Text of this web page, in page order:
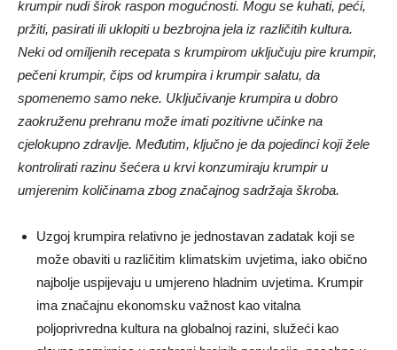
krumpir nudi širok raspon mogućnosti. Mogu se kuhati, peći,
pržiti, pasirati ili uklopiti u bezbrojna jela iz različitih kultura.
Neki od omiljenih recepata s krumpirom uključuju pire krumpir,
pečeni krumpir, čips od krumpira i krumpir salatu, da
spomenemo samo neke. Uključivanje krumpira u dobro
zaokruženu prehranu može imati pozitivne učinke na
cjelokupno zdravlje. Međutim, ključno je da pojedinci koji žele
kontrolirati razinu šećera u krvi konzumiraju krumpir u
umjerenim količinama zbog značajnog sadržaja škroba.
Uzgoj krumpira relativno je jednostavan zadatak koji se
može obaviti u različitim klimatskim uvjetima, iako obično
najbolje uspijevaju u umjereno hladnim uvjetima. Krumpir
ima značajnu ekonomsku važnost kao vitalna
poljoprivredna kultura na globalnoj razini, služeći kao